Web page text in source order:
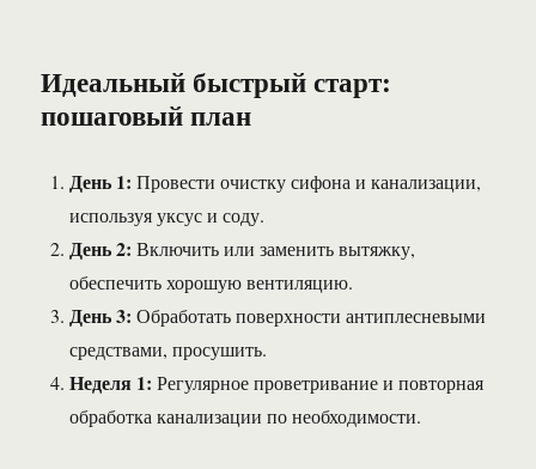
Идеальный быстрый старт:
пошаговый план
День 1: Провести очистку сифона и канализации,
используя уксус и соду.
День 2: Включить или заменить вытяжку,
обеспечить хорошую вентиляцию.
День 3: Обработать поверхности антиплесневыми
средствами, просушить.
Неделя 1: Регулярное проветривание и повторная
обработка канализации по необходимости.